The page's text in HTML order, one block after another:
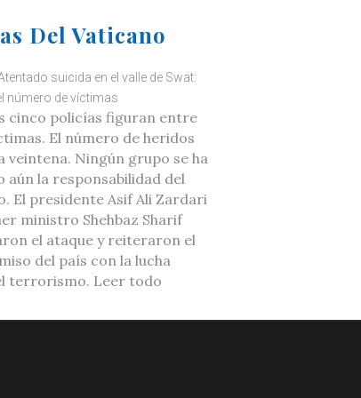
Del Vaticano
suicida en el valle de Swat:
número de víctimas
cinco policías figuran entre
El número de heridos
veintena. Ningún grupo se ha
aún la responsabilidad del
El presidente Asif Ali Zardari
ministro Shehbaz Sharif
el ataque y reiteraron el
del país con la lucha
terrorismo. Leer todo